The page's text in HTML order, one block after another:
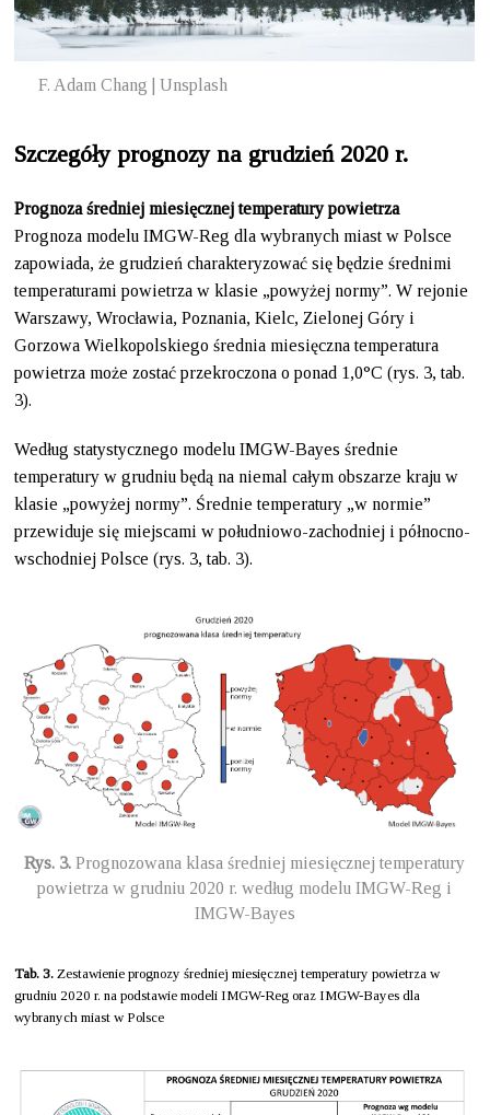
F. Adam Chang | Unsplash
Szczegóły prognozy na grudzień 2020 r.
Prognoza średniej miesięcznej temperatury powietrza
Prognoza modelu IMGW-Reg dla wybranych miast w Polsce
zapowiada, że grudzień charakteryzować się będzie średnimi
temperaturami powietrza w klasie „powyżej normy”. W rejonie
Warszawy, Wrocławia, Poznania, Kielc, Zielonej Góry i
Gorzowa Wielkopolskiego średnia miesięczna temperatura
powietrza może zostać przekroczona o ponad 1,0°C (rys. 3, tab.
3).
Według statystycznego modelu IMGW-Bayes średnie
temperatury w grudniu będą na niemal całym obszarze kraju w
klasie „powyżej normy”. Średnie temperatury „w normie”
przewiduje się miejscami w południowo-zachodniej i północno-
wschodniej Polsce (rys. 3, tab. 3).
Rys. 3. Prognozowana klasa średniej miesięcznej temperatury
powietrza w grudniu 2020 r. według modelu IMGW-Reg i
IMGW-Bayes
Tab. 3.Zestawienie prognozy średniej miesięcznej temperatury powietrza w
grudniu 2020 r. na podstawie modeli IMGW-Reg oraz IMGW-Bayes dla
wybranych miast w Polsce